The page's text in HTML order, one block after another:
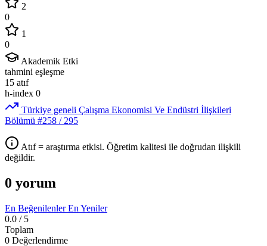
2
0
1
0
Akademik Etki
tahmini eşleşme
15 atıf
h-index 0
Türkiye geneli Çalışma Ekonomisi Ve Endüstri İlişkileri
Bölümü #258 / 295
Atıf = araştırma etkisi. Öğretim kalitesi ile doğrudan ilişkili
değildir.
0 yorum
En BeğenilenlerEn Yeniler
0.0 / 5
Toplam
0 Değerlendirme